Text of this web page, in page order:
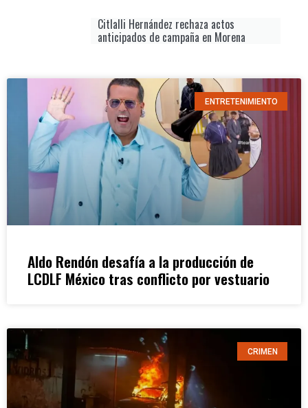
Citlalli Hernández rechaza actos
anticipados de campaña en Morena
ENTRETENIMIENTO
Aldo Rendón desafía a la producción de
LCDLF México tras conflicto por vestuario
CRIMEN